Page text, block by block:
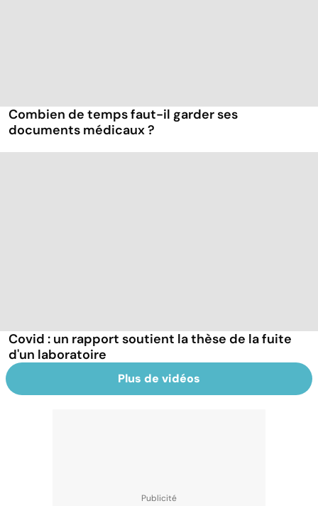
Combien de temps faut-il garder ses
documents médicaux ?
Covid : un rapport soutient la thèse de la fuite
d'un laboratoire
Plus de vidéos